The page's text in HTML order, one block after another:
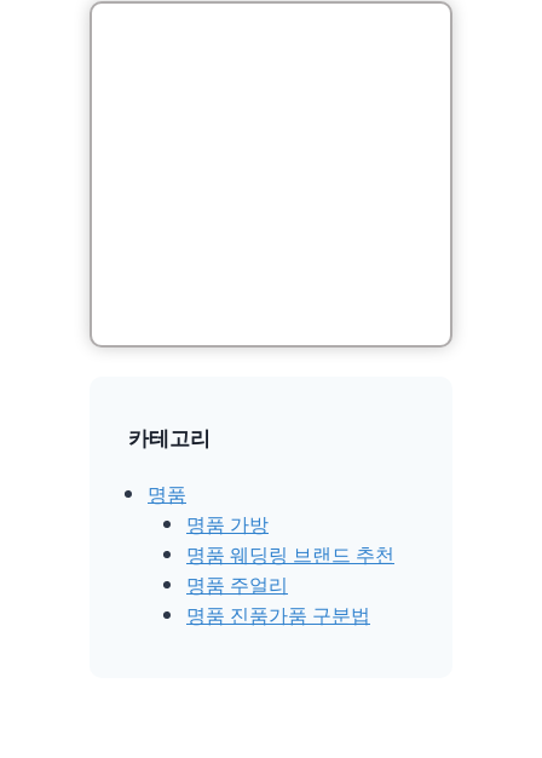
카테고리
명품
명품 가방
명품 웨딩링 브랜드 추천
명품 주얼리
명품 진품가품 구분법